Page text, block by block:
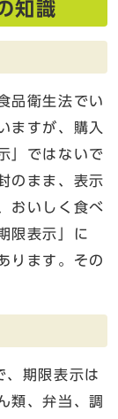
知識
品衛生法でい
ますが、購入
」ではないで
のまま、表示
おいしく食べ
限表示」に
ります。その
期限表示は
類、弁当、調